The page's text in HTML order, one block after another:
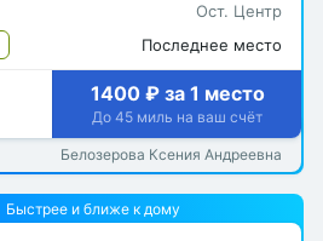
Ост. Центр
Последнее место
1400 ₽ за 1 место
До 45 миль на ваш счёт
Белозерова Ксения Андреевна
Быстрее и ближе к дому